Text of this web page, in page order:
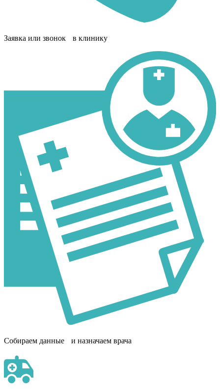
Заявка или звонок в клинику
Собираем данные и назначаем врача